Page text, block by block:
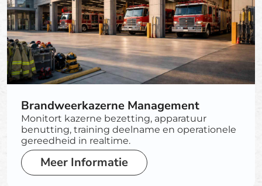
Brandweerkazerne Management
Monitort kazerne bezetting, apparatuur
benutting, training deelname en operationele
gereedheid in realtime.
Meer Informatie